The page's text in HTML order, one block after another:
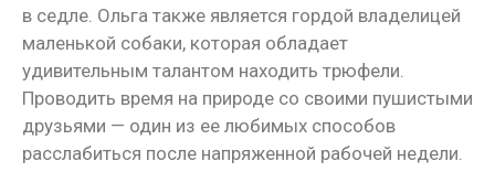
в седле. Ольга также является гордой владелицей
маленькой собаки, которая обладает
удивительным талантом находить трюфели.
Проводить время на природе со своими пушистыми
друзьями — один из ее любимых способов
расслабиться после напряженной рабочей недели.